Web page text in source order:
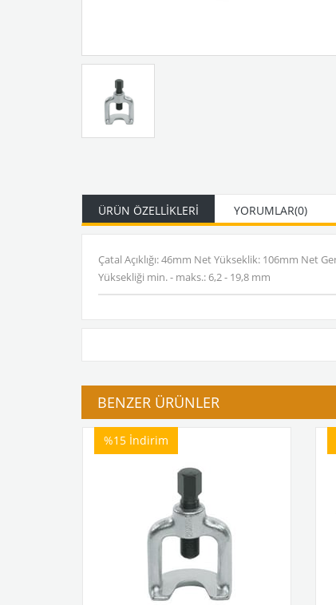
ÜRÜN ÖZELLIKLERI YORUMLAR(0)
Çatal Açıklığı: 46mm Net Yükseklik: 106mm Net
Yüksekliği min. - maks.: 6,2 - 19,8 mm
BENZER ÜRÜNLER
%15 İndirim